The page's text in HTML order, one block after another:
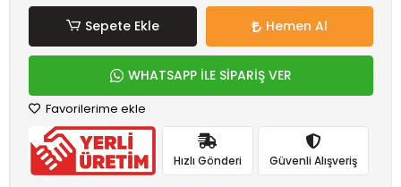
Sepete Ekle Hemen Al
WHATSAPP İLE SİPARİŞ VER
Favorilerime ekle
Hızlı Gönderi Güvenli Alışveriş